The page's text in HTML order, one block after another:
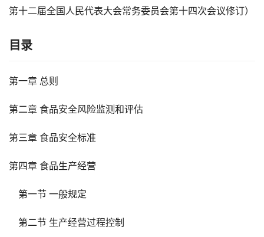
第十二届全国人民代表大会常务委员会第十四次会议修订）
目录
第一章 总则
第二章 食品安全风险监测和评估
第三章 食品安全标准
第四章 食品生产经营
第一节 一般规定
第二节 生产经营过程控制